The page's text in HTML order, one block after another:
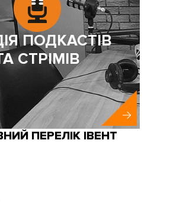
ПОДКАСТІВ
СТРІМІВ
ПЕРЕЛІК ІВЕНТ